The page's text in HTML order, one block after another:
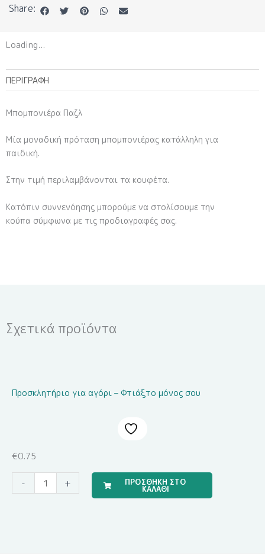
Share:
Loading...
ΠΕΡΙΓΡΑΦΉ
Μπομπονιέρα Παζλ
Μία μοναδική πρόταση μπομπονιέρας κατάλληλη για
παιδική.
Στην τιμή περιλαμβάνονται τα κουφέτα.
Κατόπιν συννενόησης μπορούμε να στολίσουμε την
κούπα σύμφωνα με τις προδιαγραφές σας.
Σχετικά προϊόντα
Προσκλητήριο για αγόρι – Φτιάξτο μόνος σου
€0.75
-
Boy
+ ΠΡΟΣΘΗΚΗ ΣΤΟ
ΚΑΛΑΘΙ